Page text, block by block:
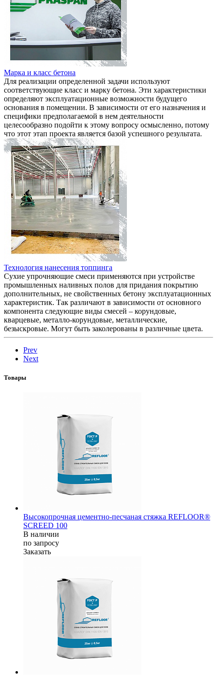
Марка и класс бетона
Для реализации определенной задачи используют
соответствующие класс и марку бетона. Эти характеристики
определяют эксплуатационные возможности будущего
основания в помещении. В зависимости от его назначения и
специфики предполагаемой в нем деятельности
целесообразно подойти к этому вопросу осмысленно, потому
что этот этап проекта является базой успешного результата.
Технология нанесения топпинга
Сухие упрочняющие смеси применяются при устройстве
промышленных наливных полов для придания покрытию
дополнительных, не свойственных бетону эксплуатационных
характеристик. Так различают в зависимости от основного
компонента следующие виды смесей – корундовые,
кварцевые, металло-корундовые, металлические,
безыскровые. Могут быть заколерованы в различные цвета.
Prev
Next
Товары
Высокопрочная цементно-песчаная стяжка REFLOOR®
SCREED 100
В наличии
по запросу
Заказать